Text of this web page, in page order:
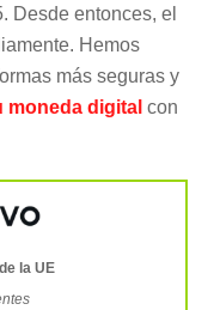
Desde entonces, el
Hemos
más seguras y
moneda digital con
la UE